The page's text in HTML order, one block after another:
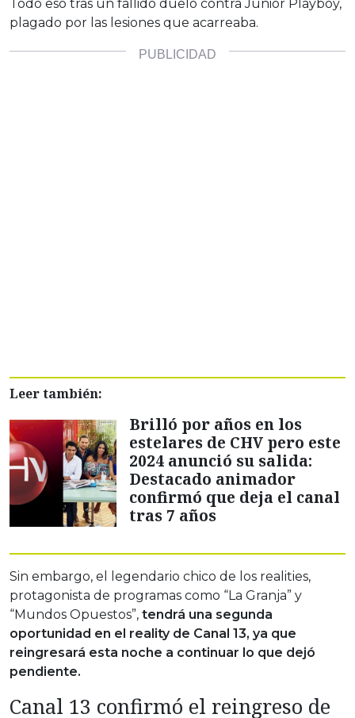
Todo eso tras un fallido duelo contra Junior Playboy,
plagado por las lesiones que acarreaba.
Leer también:
Brilló por años en los
estelares de CHV pero este
2024 anunció su salida:
Destacado animador
confirmó que deja el canal
tras 7 años
Sin embargo, el legendario chico de los realities,
protagonista de programas como “La Granja” y
“Mundos Opuestos”, tendrá una segunda
oportunidad en el reality de Canal 13, ya que
reingresará esta noche a continuar lo que dejó
pendiente.
Canal 13 confirmó el reingreso de